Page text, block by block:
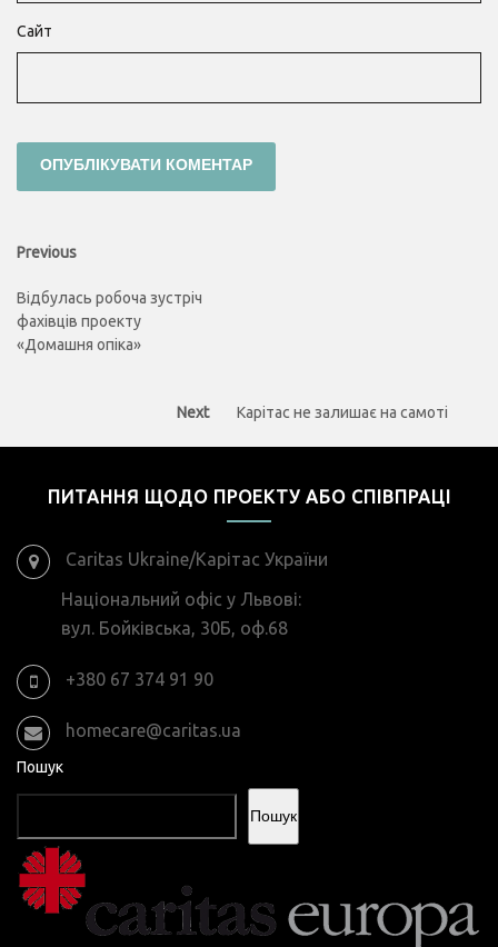
Сайт
Навігація
записів
Previous
Previous
Відбулась робоча зустріч
фахівців проекту
«Домашня опіка»
Next
Next
Карітас не залишає на самоті
ПИТАННЯ ЩОДО ПРОЕКТУ АБО СПІВПРАЦІ
Caritas Ukraine/Карітас України
Національний офіс у Львові:
вул. Бойківська, 30Б, оф.68
+380 67 374 91 90
homecare@caritas.ua
Пошук
Пошук